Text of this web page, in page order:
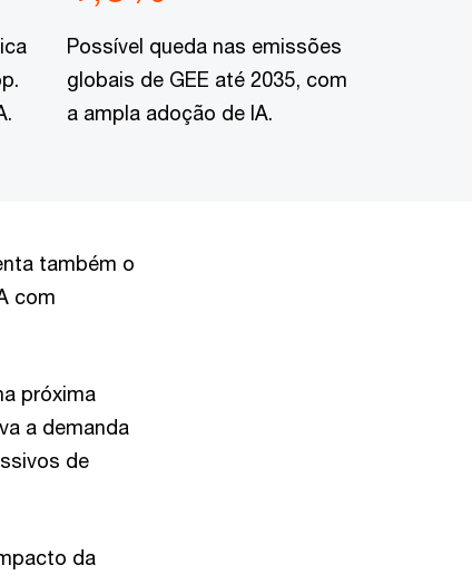
Possível queda nas emissões
globais de GEE até 2035, com
a ampla adoção de IA.
também o
com
próxima
a demanda
de
da